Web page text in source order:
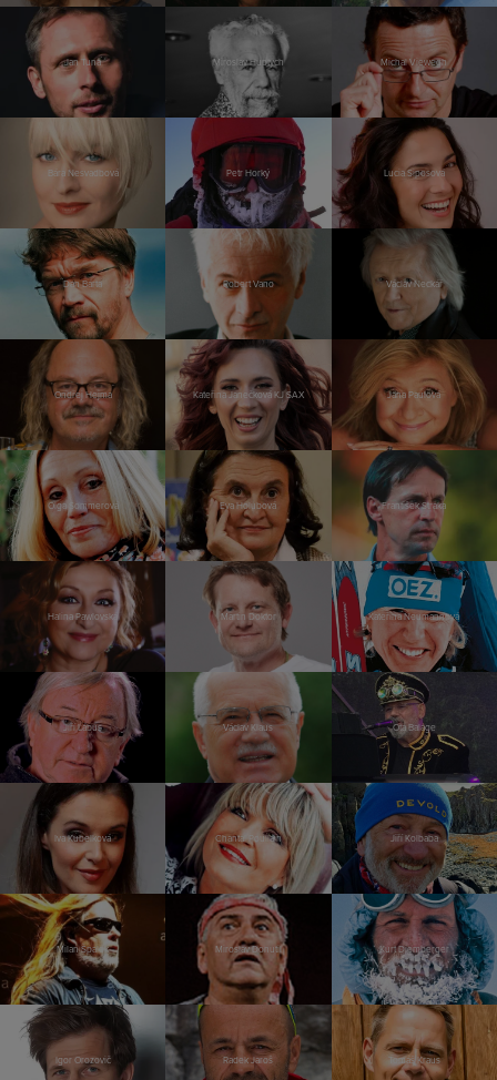
Jan Tuna Miroslav Huptych Michal Viewegh
Bára Nesvadbová Petr Horký Lucia Siposová
Dan Bárta Robert Vano Václav Neckář
Ondřej Hejma Kateřina Janečková KJ SAX Jana Paulová
Olga Sommerová Eva Holubová František Straka
Halina Pawlovská Martin Doktor Kateřina Neumannová
Jiří Lábus Václav Klaus Ota Balage
Iva Kubelková Chantal Poullain Jiří Kolbaba
Milan Špalek Miroslav Donutil Kurt Diemberger
Igor Orozovič Radek Jaroš Tomáš Kraus